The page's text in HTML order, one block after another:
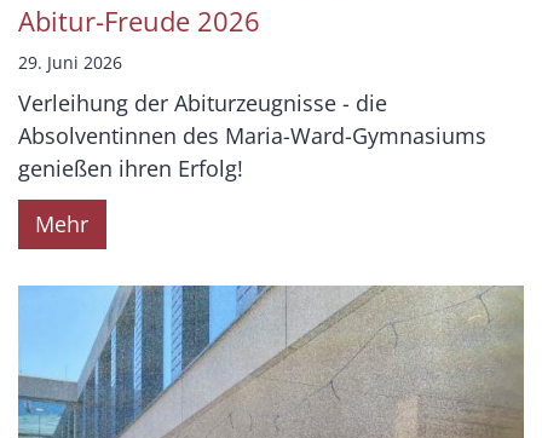
Abitur-Freude 2026
29. Juni 2026
Verleihung der Abiturzeugnisse - die
Absolventinnen des Maria-Ward-Gymnasiums
genießen ihren Erfolg!
Mehr